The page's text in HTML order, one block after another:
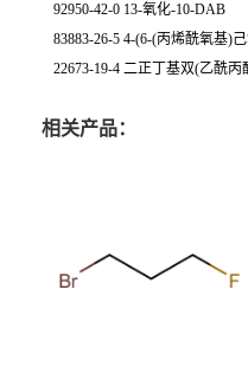
92950-42-0 13-氧化-10-DAB
83883-26-5 4-(6-(丙烯酰氧基)
22673-19-4 二正丁基双(乙酰丙
相关产品：